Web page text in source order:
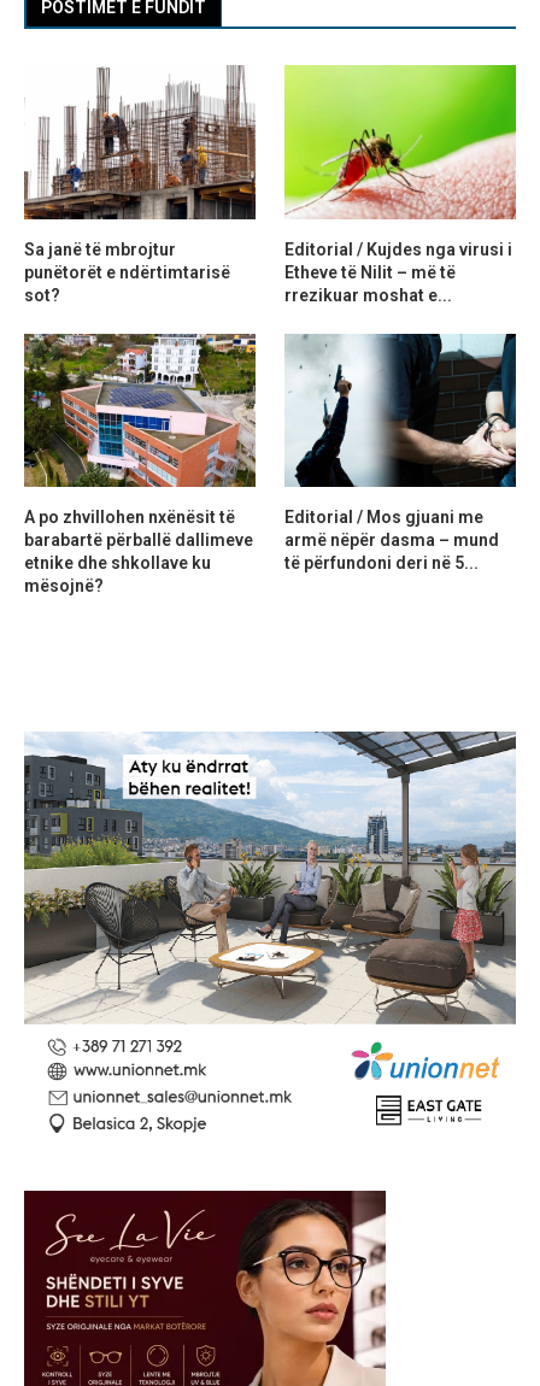
POSTIMET E FUNDIT
Sa janë të mbrojtur
punëtorët e ndërtimtarisë
sot?
Editorial / Kujdes nga virusi i
Etheve të Nilit – më të
rrezikuar moshat e...
A po zhvillohen nxënësit të
barabartë përballë dallimeve
etnike dhe shkollave ku
mësojnë?
Editorial / Mos gjuani me
armë nëpër dasma – mund
të përfundoni deri në 5...